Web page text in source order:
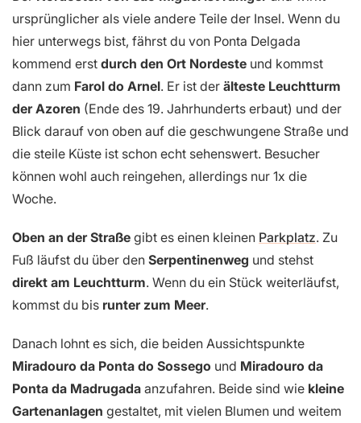
ursprünglicher als viele andere Teile der Insel. Wenn du
hier unterwegs bist, fährst du von Ponta Delgada
kommend erst durch den Ort Nordeste und kommst
dann zum Farol do Arnel. Er ist der älteste Leuchtturm
der Azoren (Ende des 19. Jahrhunderts erbaut) und der
Blick darauf von oben auf die geschwungene Straße und
die steile Küste ist schon echt sehenswert. Besucher
können wohl auch reingehen, allerdings nur 1x die
Woche.
Oben an der Straße gibt es einen kleinen Parkplatz. Zu
Fuß läufst du über den Serpentinenweg und stehst
direkt am Leuchtturm. Wenn du ein Stück weiterläufst,
kommst du bis runter zum Meer.
Danach lohnt es sich, die beiden Aussichtspunkte
Miradouro da Ponta do Sossego und Miradouro da
Ponta da Madrugada anzufahren. Beide sind wie kleine
Gartenanlagen gestaltet, mit vielen Blumen und weitem